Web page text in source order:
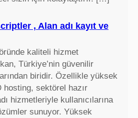
, Alan adı kayıt ve
kaliteli hizmet
Türkiye’nin güvenilir
biridir. Özellikle yüksek
hosting, sektörel hazır
hizmetleriyle kullanıcılarına
sunuyor. Yüksek